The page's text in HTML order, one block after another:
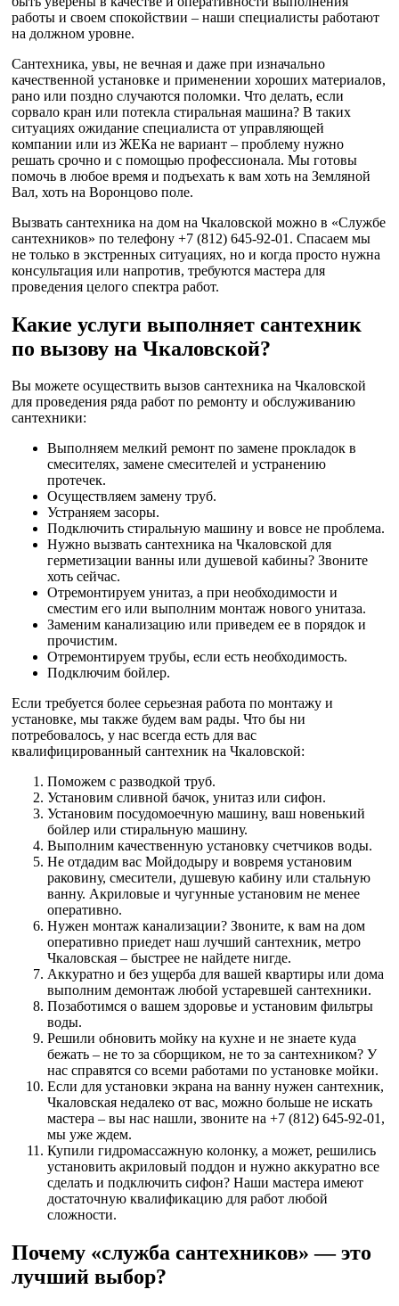
работы и своем спокойствии – наши специалисты работают
на должном уровне.
Сантехника, увы, не вечная и даже при изначально
качественной установке и применении хороших материалов,
рано или поздно случаются поломки. Что делать, если
сорвало кран или потекла стиральная машина? В таких
ситуациях ожидание специалиста от управляющей
компании или из ЖЕКа не вариант – проблему нужно
решать срочно и с помощью профессионала. Мы готовы
помочь в любое время и подъехать к вам хоть на Земляной
Вал, хоть на Воронцово поле.
Вызвать сантехника на дом на Чкаловской можно в «Службе
сантехников» по телефону +7 (812) 645-92-01. Спасаем мы
не только в экстренных ситуациях, но и когда просто нужна
консультация или напротив, требуются мастера для
проведения целого спектра работ.
Какие услуги выполняет сантехник
по вызову на Чкаловской?
Вы можете осуществить вызов сантехника на Чкаловской
для проведения ряда работ по ремонту и обслуживанию
сантехники:
Выполняем мелкий ремонт по замене прокладок в
смесителях, замене смесителей и устранению
протечек.
Осуществляем замену труб.
Устраняем засоры.
Подключить стиральную машину и вовсе не проблема.
Нужно вызвать сантехника на Чкаловской для
герметизации ванны или душевой кабины? Звоните
хоть сейчас.
Отремонтируем унитаз, а при необходимости и
сместим его или выполним монтаж нового унитаза.
Заменим канализацию или приведем ее в порядок и
прочистим.
Отремонтируем трубы, если есть необходимость.
Подключим бойлер.
Если требуется более серьезная работа по монтажу и
установке, мы также будем вам рады. Что бы ни
потребовалось, у нас всегда есть для вас
квалифицированный сантехник на Чкаловской:
Поможем с разводкой труб.
Установим сливной бачок, унитаз или сифон.
Установим посудомоечную машину, ваш новенький
бойлер или стиральную машину.
Выполним качественную установку счетчиков воды.
Не отдадим вас Мойдодыру и вовремя установим
раковину, смесители, душевую кабину или стальную
ванну. Акриловые и чугунные установим не менее
оперативно.
Нужен монтаж канализации? Звоните, к вам на дом
оперативно приедет наш лучший сантехник, метро
Чкаловская – быстрее не найдете нигде.
Аккуратно и без ущерба для вашей квартиры или дома
выполним демонтаж любой устаревшей сантехники.
Позаботимся о вашем здоровье и установим фильтры
воды.
Решили обновить мойку на кухне и не знаете куда
бежать – не то за сборщиком, не то за сантехником? У
нас справятся со всеми работами по установке мойки.
Если для установки экрана на ванну нужен сантехник,
Чкаловская недалеко от вас, можно больше не искать
мастера – вы нас нашли, звоните на +7 (812) 645-92-01,
мы уже ждем.
Купили гидромассажную колонку, а может, решились
установить акриловый поддон и нужно аккуратно все
сделать и подключить сифон? Наши мастера имеют
достаточную квалификацию для работ любой
сложности.
Почему «служба сантехников» — это
лучший выбор?